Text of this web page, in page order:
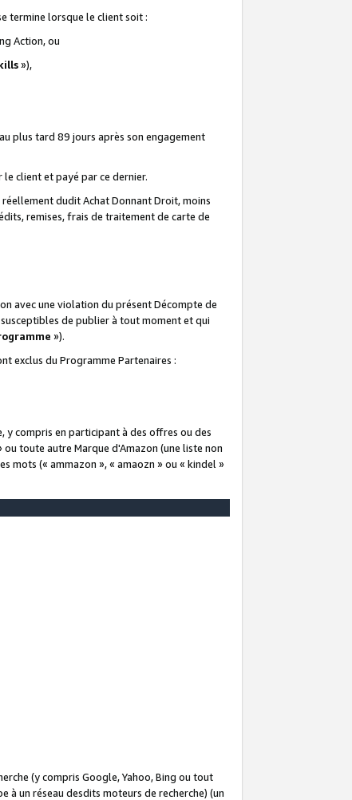
termine lorsque le client soit :
Action, ou
»),
plus tard 89 jours après son engagement
client et payé par ce dernier.
dudit Achat Donnant Droit, moins
remises, frais de traitement de carte de
avec une violation du présent Décompte de
de publier à tout moment et qui
»).
exclus du Programme Partenaires :
y compris en participant à des offres ou des
toute autre Marque d'Amazon (une liste non
mots (« ammazon », « amaozn » ou « kindel »
(y compris Google, Yahoo, Bing ou tout
un réseau desdits moteurs de recherche) (un